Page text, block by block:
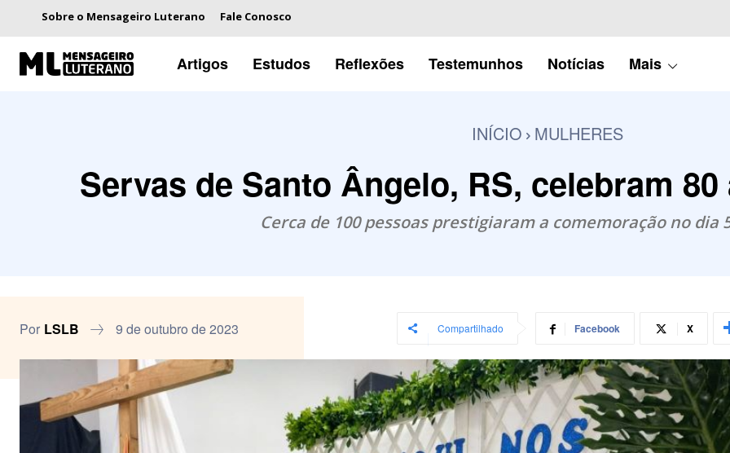
Sobre o Mensageiro Luterano Fale Conosco
Artigos Estudos Reflexões Testemunhos Notícias Mais
INÍCIO MULHERES
Servas de Santo Ângelo, RS, celebram
Cerca de 100 pessoas prestigiaram a comemoração no dia
Por LSLB 9 de outubro de 2023 Compartilhado Facebook X